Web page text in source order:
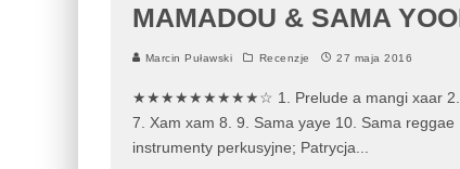
MAMADOU & SAMA
Marcin Puławski Recenzje 27 maja 2016
★★★★★★★★★☆ 1. Prelude a mangi xaar 2.
7. Xam xam 8. 9. Sama yaye 10. Sama
instrumenty perkusyjne; Patrycja